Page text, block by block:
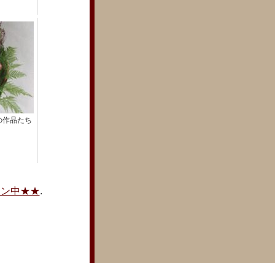
作品たち
ン中★★.